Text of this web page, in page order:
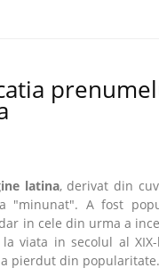
latina, derivat din
"minunat". A fost
in cele din urma a
viata in secolul al
pierdut din popularitate.